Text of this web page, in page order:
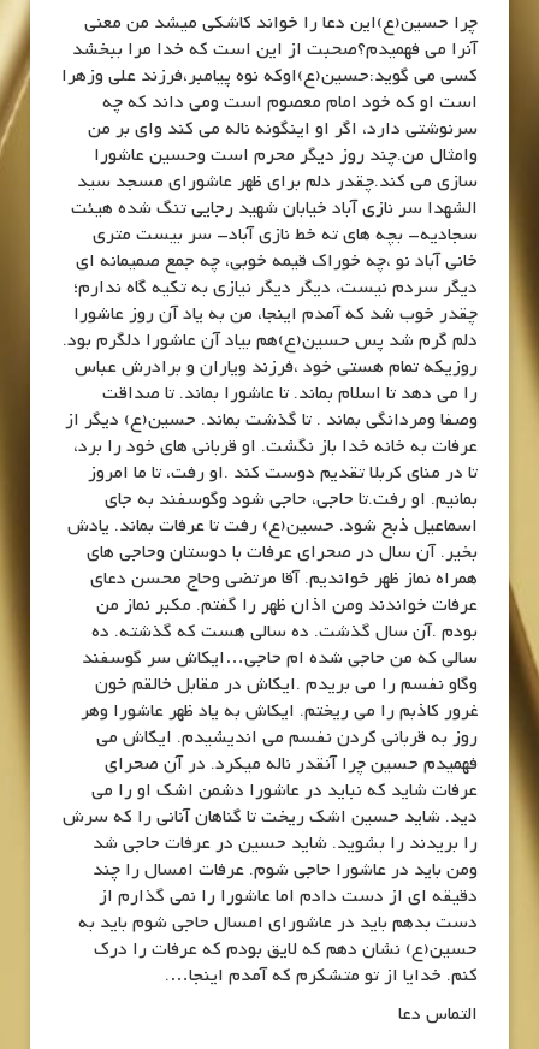
چرا حسین(ع)این دعا را خواند کاشکی میشد من معنی
آنرا می فهمیدم؟صحبت از این است که خدا مرا ببخشد
کسی می گوید:حسین(ع)اوکه نوه پیامبر،فرزند علی وزهرا
است او که خود امام معصوم است ومی داند که چه
سرنوشتی دارد، اگر او اینگونه ناله می کند وای بر من
وامثال من.چند روز دیگر محرم است وحسین عاشورا
سازی می کند.چقدر دلم برای ظهر عاشورای مسجد سید
الشهدا سر نازی آباد خیابان شهید رجایی تنگ شده هیئت
سجادیه- بچه های ته خط نازی آباد- سر بیست متری
خانی آباد نو ،چه خوراک قیمه خوبی، چه جمع صمیمانه ای
دیگر سردم نیست، دیگر دیگر نیازی به تکیه گاه ندارم؛
چقدر خوب شد که آمدم اینجا، من به یاد آن روز عاشورا
دلم گرم شد پس حسین(ع)هم بیاد آن عاشورا دلگرم بود.
روزیکه تمام هستی خود ،فرزند ویاران و برادرش عباس
را می دهد تا اسلام بماند. تا عاشورا بماند. تا صداقت
وصفا ومردانگی بماند . تا گذشت بماند. حسین(ع) دیگر از
عرفات به خانه خدا باز نگشت. او قربانی های خود را برد،
تا در منای کربلا تقدیم دوست کند .او رفت، تا ما امروز
بمانیم. او رفت.تا حاجی، حاجی شود وگوسفند به جای
اسماعیل ذبح شود. حسین(ع) رفت تا عرفات بماند. یادش
بخیر. آن سال در صحرای عرفات با دوستان وحاجی های
همراه نماز ظهر خواندیم. آقا مرتضی وحاج محسن دعای
عرفات خواندند ومن اذان ظهر را گفتم. مکبر نماز من
بودم .آن سال گذشت. ده سالی هست که گذشته. ده
سالی که من حاجی شده ام حاجی…ایکاش سر گوسفند
وگاو نفسم را می بریدم .ایکاش در مقابل خالقم خون
غرور کاذبم را می ریختم. ایکاش به یاد ظهر عاشورا وهر
روز به قربانی کردن نفسم می اندیشیدم. ایکاش می
فهمیدم حسین چرا آنقدر ناله میکرد. در آن صحرای
عرفات شاید که نباید در عاشورا دشمن اشک او را می
دید. شاید حسین اشک ریخت تا گناهان آنانی را که سرش
را بریدند را بشوید. شاید حسین در عرفات حاجی شد
ومن باید در عاشورا حاجی شوم. عرفات امسال را چند
دقیقه ای از دست دادم اما عاشورا را نمی گذارم از
دست بدهم باید در عاشورای امسال حاجی شوم باید به
حسین(ع) نشان دهم که لایق بودم که عرفات را درک
کنم. خدایا از تو متشکرم که آمدم اینجا….
التماس دعا